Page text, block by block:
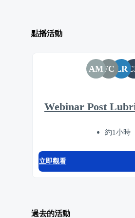
點播活動
AMFC LR
Webinar Post
約1小時
立即觀看
過去的活動